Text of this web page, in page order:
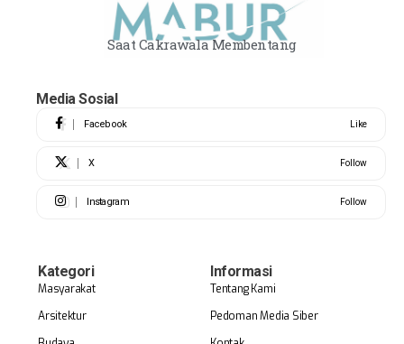
Saat Cakrawala Membentang
Media Sosial
Facebook Like
X Follow
Instagram Follow
Kategori
Masyarakat
Arsitektur
Informasi
Tentang Kami
Pedoman Media Siber